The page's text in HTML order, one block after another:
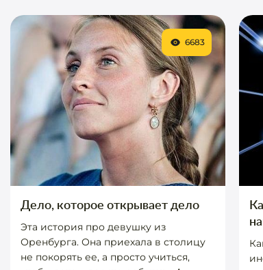
Дело, которое открывает дело
Эта история про девушку из
Оренбурга. Она приехала в столицу
не покорять ее, а просто учиться,
6683